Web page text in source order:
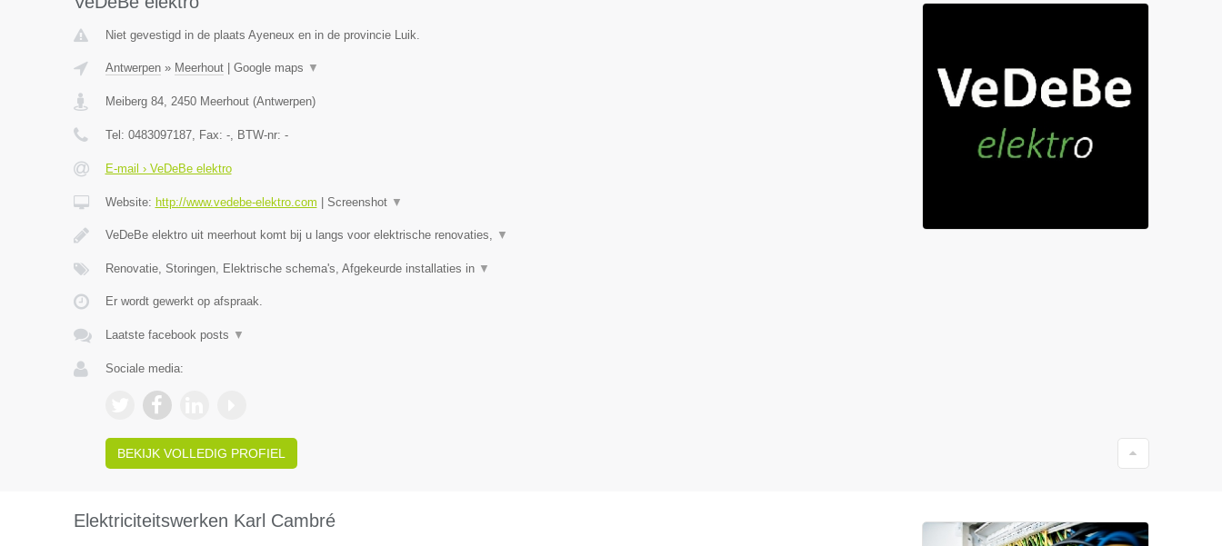
Niet gevestigd in de plaats Ayeneux en in de provincie Luik.
Antwerpen» Meerhout| Google maps ▼
Meiberg 84, 2450 Meerhout(Antwerpen)
Tel: 0483097187, Fax: -, BTW-nr: -
E-mail › VeDeBe elektro
Website: http://www.vedebe-elektro.com Screenshot ▼
VeDeBe elektro uit meerhout komt bij u langs voor elektrische renovaties, ▼
Renovatie, Storingen, Elektrische schema's, Afgekeurde installaties in ▼
Er wordt gewerkt op afspraak.
Laatste facebook posts ▼
Sociale media:
BEKIJK VOLLEDIG PROFIEL
Elektriciteitswerken Karl Cambré